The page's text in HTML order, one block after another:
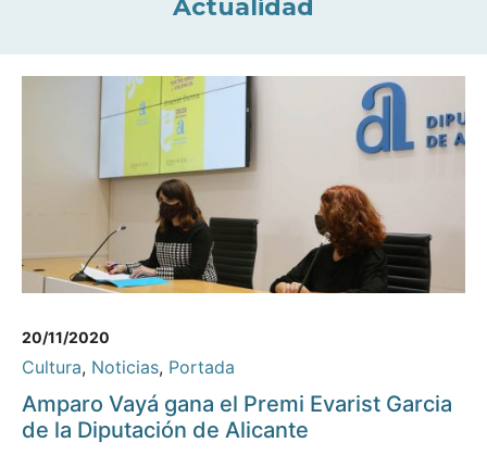
Actualidad
20/11/2020
Cultura, Noticias, Portada
Amparo Vayá gana el Premi Evarist Garcia
de la Diputación de Alicante